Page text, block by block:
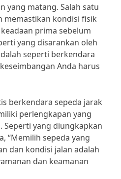
yang matang. Salah satu
memastikan kondisi fisik
prima sebelum
yang disarankan oleh
seperti berkendara
Anda harus
berkendara sepeda jarak
perlengkapan yang
Seperti yang diungkapkan
“Memilih sepeda yang
dan kondisi jalan adalah
dan keamanan